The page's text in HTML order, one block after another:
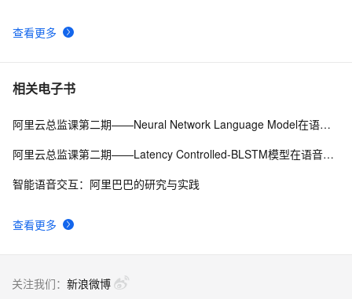
查看更多
相关电子书
查看更多
阿里云总监课第二期——Neural Network Language Model在语音识别中的应用
阿里云总监课第二期——Latency Controlled-BLSTM模型在语音识别中的应用
智能语音交互：阿里巴巴的研究与实践
关注我们： 新浪微博